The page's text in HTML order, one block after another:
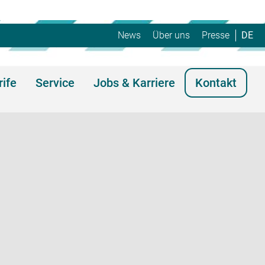
News Über uns Presse DE
Service Jobs & Karriere Kontakt